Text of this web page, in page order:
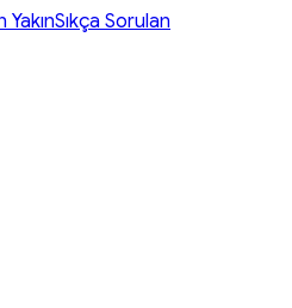
YakınSıkça Sorulan